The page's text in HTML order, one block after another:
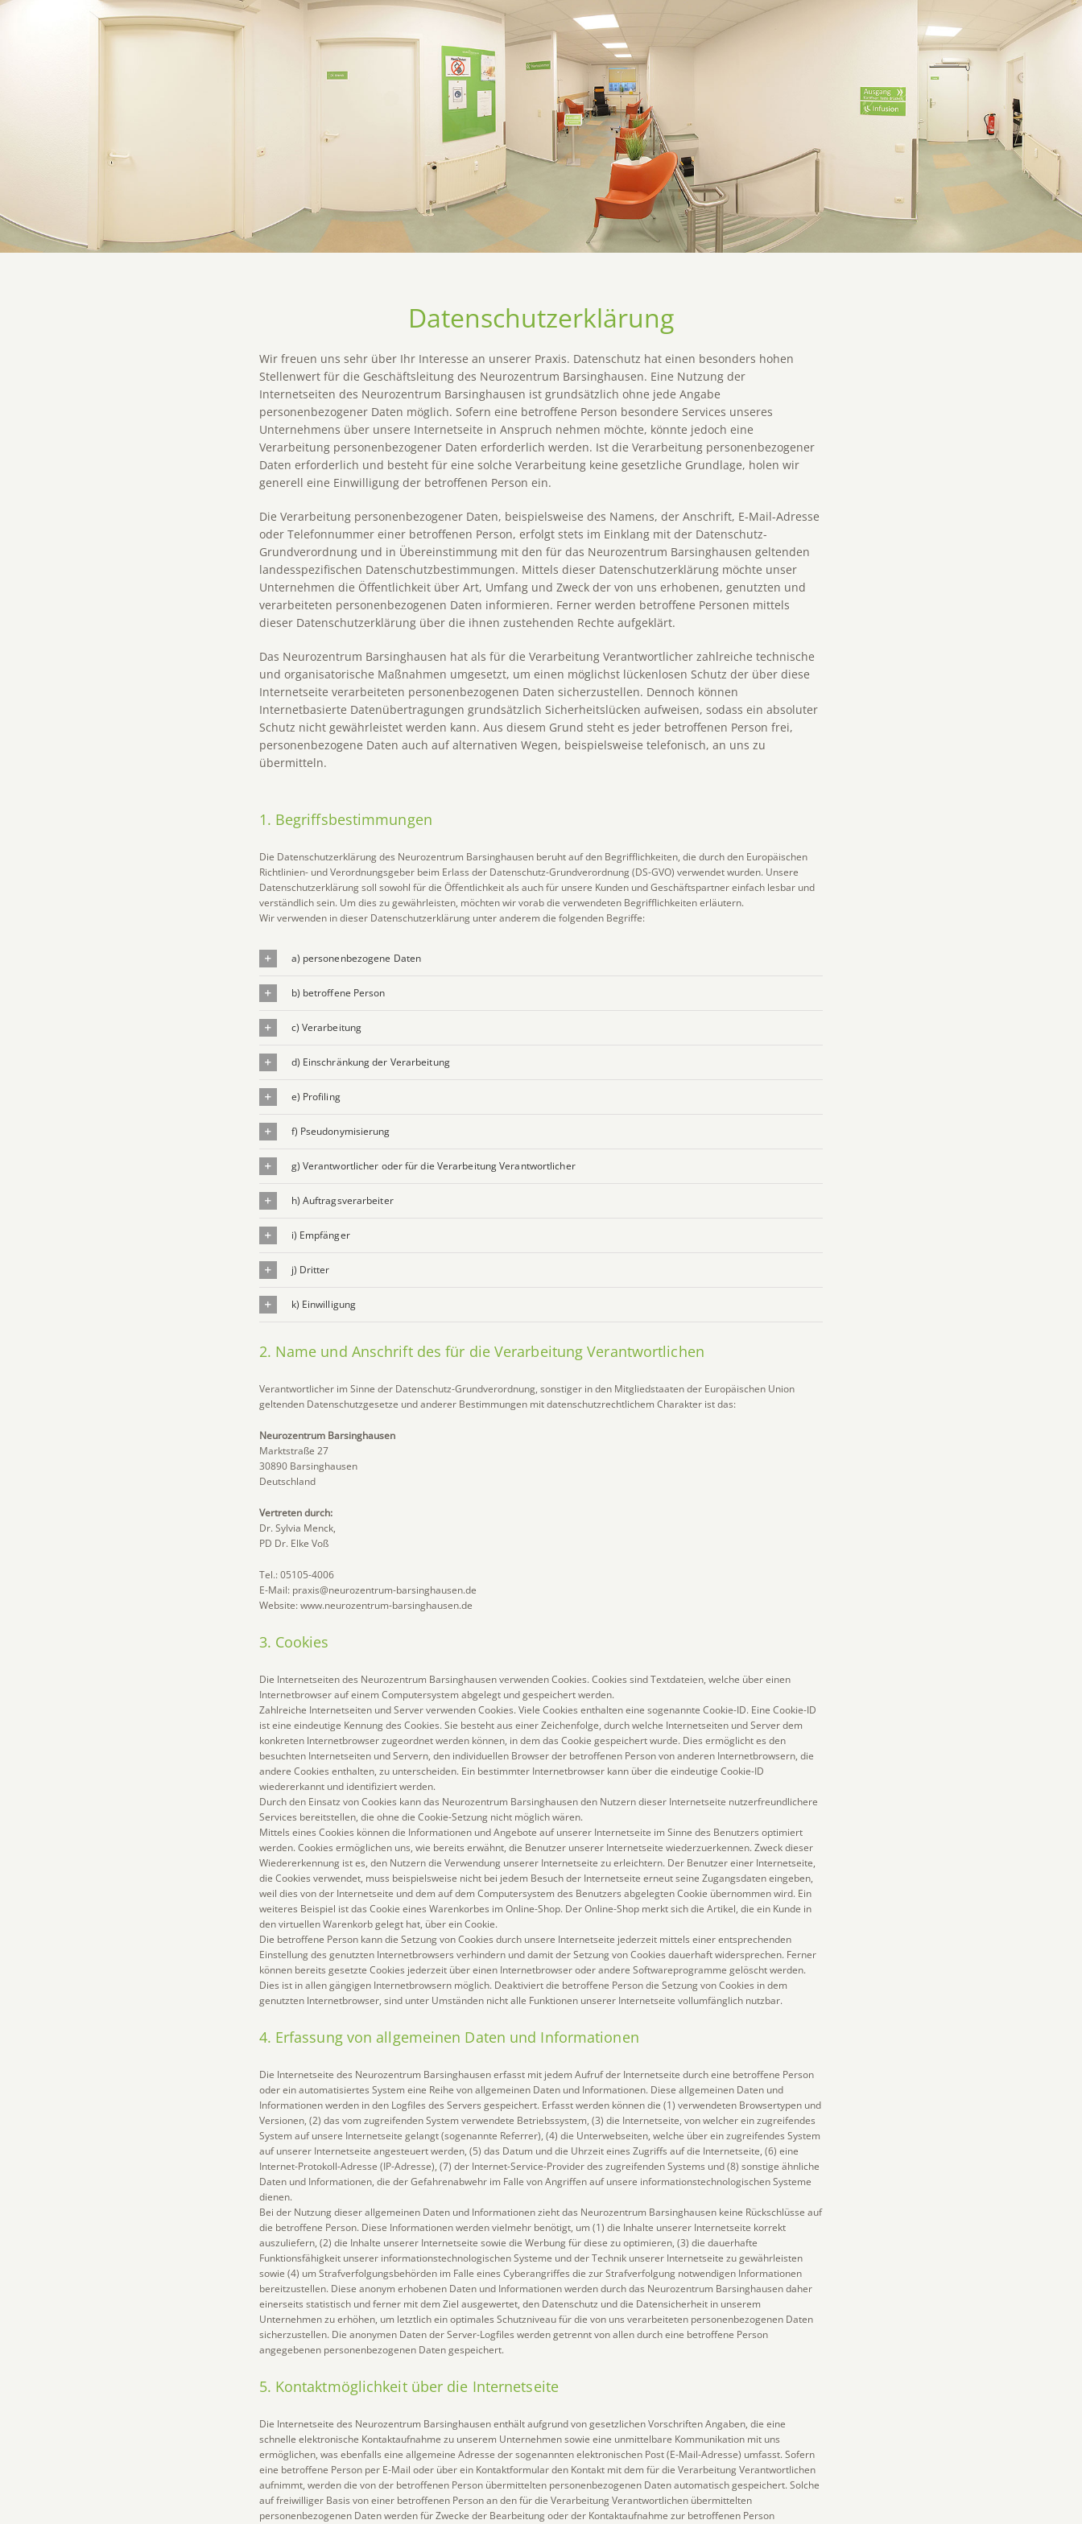
Datenschutzerklärung
Wir freuen uns sehr über Ihr Interesse an unserer Praxis. Datenschutz hat einen besonders hohen
Stellenwert für die Geschäftsleitung des Neurozentrum Barsinghausen. Eine Nutzung der
Internetseiten des Neurozentrum Barsinghausen ist grundsätzlich ohne jede Angabe
personenbezogener Daten möglich. Sofern eine betroffene Person besondere Services unseres
Unternehmens über unsere Internetseite in Anspruch nehmen möchte, könnte jedoch eine
Verarbeitung personenbezogener Daten erforderlich werden. Ist die Verarbeitung personenbezogener
Daten erforderlich und besteht für eine solche Verarbeitung keine gesetzliche Grundlage, holen wir
generell eine Einwilligung der betroffenen Person ein.
Die Verarbeitung personenbezogener Daten, beispielsweise des Namens, der Anschrift, E-Mail-Adresse
oder Telefonnummer einer betroffenen Person, erfolgt stets im Einklang mit der Datenschutz-
Grundverordnung und in Übereinstimmung mit den für das Neurozentrum Barsinghausen geltenden
landesspezifischen Datenschutzbestimmungen. Mittels dieser Datenschutzerklärung möchte unser
Unternehmen die Öffentlichkeit über Art, Umfang und Zweck der von uns erhobenen, genutzten und
verarbeiteten personenbezogenen Daten informieren. Ferner werden betroffene Personen mittels
dieser Datenschutzerklärung über die ihnen zustehenden Rechte aufgeklärt.
Das Neurozentrum Barsinghausen hat als für die Verarbeitung Verantwortlicher zahlreiche technische
und organisatorische Maßnahmen umgesetzt, um einen möglichst lückenlosen Schutz der über diese
Internetseite verarbeiteten personenbezogenen Daten sicherzustellen. Dennoch können
Internetbasierte Datenübertragungen grundsätzlich Sicherheitslücken aufweisen, sodass ein absoluter
Schutz nicht gewährleistet werden kann. Aus diesem Grund steht es jeder betroffenen Person frei,
personenbezogene Daten auch auf alternativen Wegen, beispielsweise telefonisch, an uns zu
übermitteln.
1. Begriffsbestimmungen
Die Datenschutzerklärung des Neurozentrum Barsinghausen beruht auf den Begrifflichkeiten, die durch den Europäischen
Richtlinien- und Verordnungsgeber beim Erlass der Datenschutz-Grundverordnung (DS-GVO) verwendet wurden. Unsere
Datenschutzerklärung soll sowohl für die Öffentlichkeit als auch für unsere Kunden und Geschäftspartner einfach lesbar und
verständlich sein. Um dies zu gewährleisten, möchten wir vorab die verwendeten Begrifflichkeiten erläutern.
Wir verwenden in dieser Datenschutzerklärung unter anderem die folgenden Begriffe:
a) personenbezogene Daten
b) betroffene Person
c) Verarbeitung
d) Einschränkung der Verarbeitung
e) Profiling
f) Pseudonymisierung
g) Verantwortlicher oder für die Verarbeitung Verantwortlicher
h) Auftragsverarbeiter
i) Empfänger
j) Dritter
k) Einwilligung
2. Name und Anschrift des für die Verarbeitung Verantwortlichen
Verantwortlicher im Sinne der Datenschutz-Grundverordnung, sonstiger in den Mitgliedstaaten der Europäischen Union
geltenden Datenschutzgesetze und anderer Bestimmungen mit datenschutzrechtlichem Charakter ist das:
Neurozentrum Barsinghausen
Marktstraße 27
30890 Barsinghausen
Deutschland
Vertreten durch:
Dr. Sylvia Menck,
PD Dr. Elke Voß
Tel.: 05105-4006
E-Mail: praxis@neurozentrum-barsinghausen.de
Website: www.neurozentrum-barsinghausen.de
3. Cookies
Die Internetseiten des Neurozentrum Barsinghausen verwenden Cookies. Cookies sind Textdateien, welche über einen
Internetbrowser auf einem Computersystem abgelegt und gespeichert werden.
Zahlreiche Internetseiten und Server verwenden Cookies. Viele Cookies enthalten eine sogenannte Cookie-ID. Eine Cookie-ID
ist eine eindeutige Kennung des Cookies. Sie besteht aus einer Zeichenfolge, durch welche Internetseiten und Server dem
konkreten Internetbrowser zugeordnet werden können, in dem das Cookie gespeichert wurde. Dies ermöglicht es den
besuchten Internetseiten und Servern, den individuellen Browser der betroffenen Person von anderen Internetbrowsern, die
andere Cookies enthalten, zu unterscheiden. Ein bestimmter Internetbrowser kann über die eindeutige Cookie-ID
wiedererkannt und identifiziert werden.
Durch den Einsatz von Cookies kann das Neurozentrum Barsinghausen den Nutzern dieser Internetseite nutzerfreundlichere
Services bereitstellen, die ohne die Cookie-Setzung nicht möglich wären.
Mittels eines Cookies können die Informationen und Angebote auf unserer Internetseite im Sinne des Benutzers optimiert
werden. Cookies ermöglichen uns, wie bereits erwähnt, die Benutzer unserer Internetseite wiederzuerkennen. Zweck dieser
Wiedererkennung ist es, den Nutzern die Verwendung unserer Internetseite zu erleichtern. Der Benutzer einer Internetseite,
die Cookies verwendet, muss beispielsweise nicht bei jedem Besuch der Internetseite erneut seine Zugangsdaten eingeben,
weil dies von der Internetseite und dem auf dem Computersystem des Benutzers abgelegten Cookie übernommen wird. Ein
weiteres Beispiel ist das Cookie eines Warenkorbes im Online-Shop. Der Online-Shop merkt sich die Artikel, die ein Kunde in
den virtuellen Warenkorb gelegt hat, über ein Cookie.
Die betroffene Person kann die Setzung von Cookies durch unsere Internetseite jederzeit mittels einer entsprechenden
Einstellung des genutzten Internetbrowsers verhindern und damit der Setzung von Cookies dauerhaft widersprechen. Ferner
können bereits gesetzte Cookies jederzeit über einen Internetbrowser oder andere Softwareprogramme gelöscht werden.
Dies ist in allen gängigen Internetbrowsern möglich. Deaktiviert die betroffene Person die Setzung von Cookies in dem
genutzten Internetbrowser, sind unter Umständen nicht alle Funktionen unserer Internetseite vollumfänglich nutzbar.
4. Erfassung von allgemeinen Daten und Informationen
Die Internetseite des Neurozentrum Barsinghausen erfasst mit jedem Aufruf der Internetseite durch eine betroffene Person
oder ein automatisiertes System eine Reihe von allgemeinen Daten und Informationen. Diese allgemeinen Daten und
Informationen werden in den Logfiles des Servers gespeichert. Erfasst werden können die (1) verwendeten Browsertypen und
Versionen, (2) das vom zugreifenden System verwendete Betriebssystem, (3) die Internetseite, von welcher ein zugreifendes
System auf unsere Internetseite gelangt (sogenannte Referrer), (4) die Unterwebseiten, welche über ein zugreifendes System
auf unserer Internetseite angesteuert werden, (5) das Datum und die Uhrzeit eines Zugriffs auf die Internetseite, (6) eine
Internet-Protokoll-Adresse (IP-Adresse), (7) der Internet-Service-Provider des zugreifenden Systems und (8) sonstige ähnliche
Daten und Informationen, die der Gefahrenabwehr im Falle von Angriffen auf unsere informationstechnologischen Systeme
dienen.
Bei der Nutzung dieser allgemeinen Daten und Informationen zieht das Neurozentrum Barsinghausen keine Rückschlüsse auf
die betroffene Person. Diese Informationen werden vielmehr benötigt, um (1) die Inhalte unserer Internetseite korrekt
auszuliefern, (2) die Inhalte unserer Internetseite sowie die Werbung für diese zu optimieren, (3) die dauerhafte
Funktionsfähigkeit unserer informationstechnologischen Systeme und der Technik unserer Internetseite zu gewährleisten
sowie (4) um Strafverfolgungsbehörden im Falle eines Cyberangriffes die zur Strafverfolgung notwendigen Informationen
bereitzustellen. Diese anonym erhobenen Daten und Informationen werden durch das Neurozentrum Barsinghausen daher
einerseits statistisch und ferner mit dem Ziel ausgewertet, den Datenschutz und die Datensicherheit in unserem
Unternehmen zu erhöhen, um letztlich ein optimales Schutzniveau für die von uns verarbeiteten personenbezogenen Daten
sicherzustellen. Die anonymen Daten der Server-Logfiles werden getrennt von allen durch eine betroffene Person
angegebenen personenbezogenen Daten gespeichert.
5. Kontaktmöglichkeit über die Internetseite
Die Internetseite des Neurozentrum Barsinghausen enthält aufgrund von gesetzlichen Vorschriften Angaben, die eine
schnelle elektronische Kontaktaufnahme zu unserem Unternehmen sowie eine unmittelbare Kommunikation mit uns
ermöglichen, was ebenfalls eine allgemeine Adresse der sogenannten elektronischen Post (E-Mail-Adresse) umfasst. Sofern
eine betroffene Person per E-Mail oder über ein Kontaktformular den Kontakt mit dem für die Verarbeitung Verantwortlichen
aufnimmt, werden die von der betroffenen Person übermittelten personenbezogenen Daten automatisch gespeichert. Solche
auf freiwilliger Basis von einer betroffenen Person an den für die Verarbeitung Verantwortlichen übermittelten
personenbezogenen Daten werden für Zwecke der Bearbeitung oder der Kontaktaufnahme zur betroffenen Person